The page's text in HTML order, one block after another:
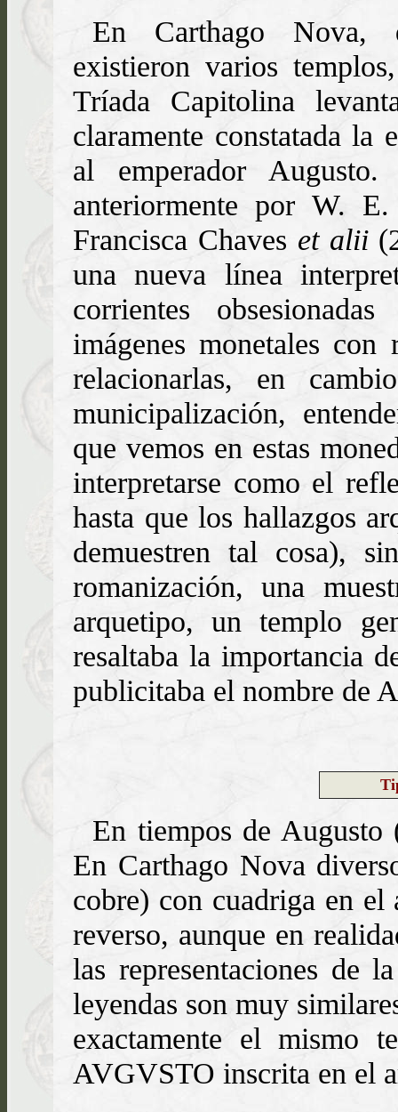
En Carthago Nova,
existieron varios
Tríada Capitolina
claramente constatada la
al emperador
anteriormente por W.
Francisca Chaves et alii
una nueva línea
corrientes
imágenes monetales con
relacionarlas, en
municipalización,
que vemos en estas
interpretarse como el
hasta que los hallazgos
demuestren tal cosa),
romanización, una
arquetipo, un templo
resaltaba la importancia
publicitaba el nombre de
En tiempos de
En Carthago Nova
cobre) con cuadriga en
reverso, aunque en
las representaciones de
leyendas son muy
exactamente el mismo
AVGVSTO inscrita en el